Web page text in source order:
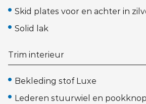
Skid plates voor en achter in
Solid lak
Trim interieur
Bekleding stof Luxe
Lederen stuurwiel en pookknop